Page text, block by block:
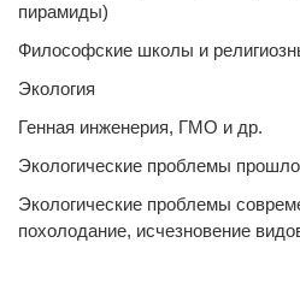
пирамиды)
Философские школы и
Экология
Генная инженерия, ГМО и др.
Экологические проблемы
Экологические проблемы
похолодание, исчезновение